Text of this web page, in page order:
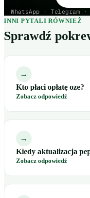
WhatsApp · Telegram
INNI PYTALI RÓWNIEŻ
Sprawdź
→
Kto płaci opłatę oze?
Zobacz odpowiedź
→
Kiedy aktualizacja
Zobacz odpowiedź